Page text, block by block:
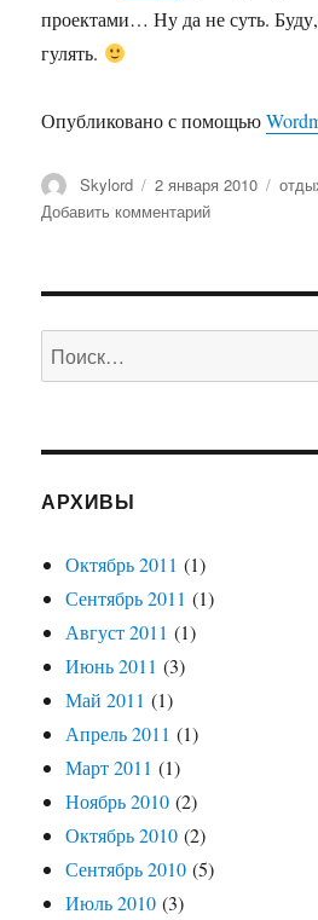
проектами… Ну да не суть.
гулять.
Опубликовано с помощью
Автор
Skylord Опубликовано
2 января 2010
Добавить комментарийк
климата
Искать:
АРХИВЫ
Октябрь 2011 (1)
Сентябрь 2011 (1)
Август 2011 (1)
Июнь 2011 (3)
Май 2011 (1)
Апрель 2011 (1)
Март 2011 (1)
Ноябрь 2010 (2)
Октябрь 2010 (2)
Сентябрь 2010 (5)
Июль 2010 (3)